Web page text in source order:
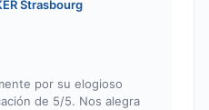
Strasbourg
por su elogioso
de 5/5. Nos alegra